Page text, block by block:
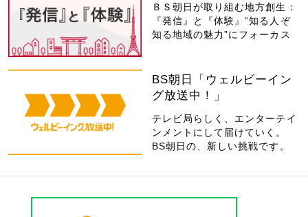
ＢＳ朝日が取り組む地方創生：
『発信』と『体験』“知る人ぞ
知る地域の魅力”にフォーカス
BS朝日「ウェルビーイン
グ放送中！」
テレビ局らしく、エンターテイ
ンメントにして届けていく。
BS朝日の、新しい挑戦です。